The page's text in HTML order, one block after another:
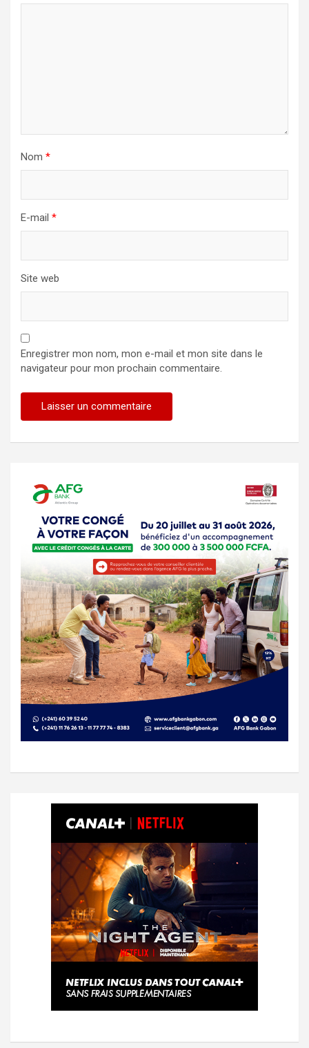
Nom *
E-mail *
Site web
Enregistrer mon nom, mon e-mail et mon site dans le
navigateur pour mon prochain commentaire.